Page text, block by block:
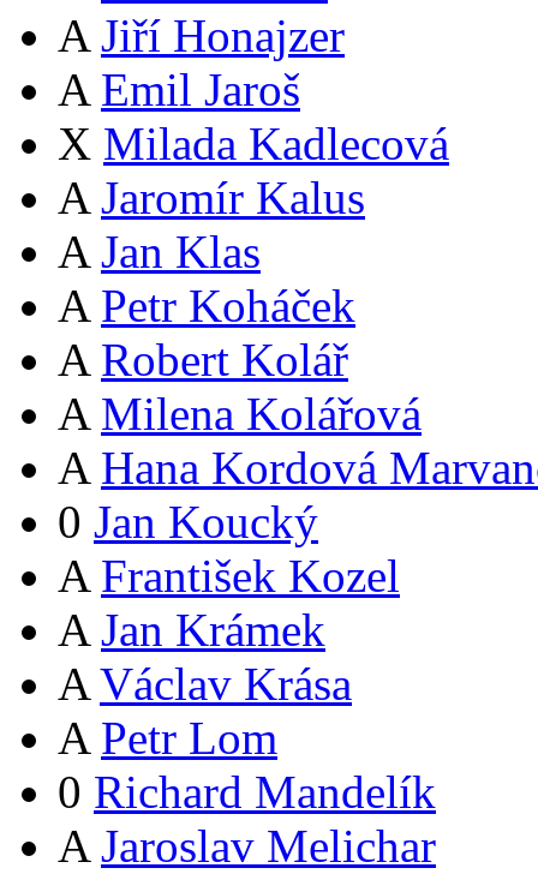
A Jiří Honajzer
A Emil Jaroš
X Milada Kadlecová
A Jaromír Kalus
A Jan Klas
A Petr Koháček
A Robert Kolář
A Milena Kolářová
A Hana Kordová
0 Jan Koucký
A František Kozel
A Jan Krámek
A Václav Krása
A Petr Lom
0 Richard Mandelík
A Jaroslav Melichar